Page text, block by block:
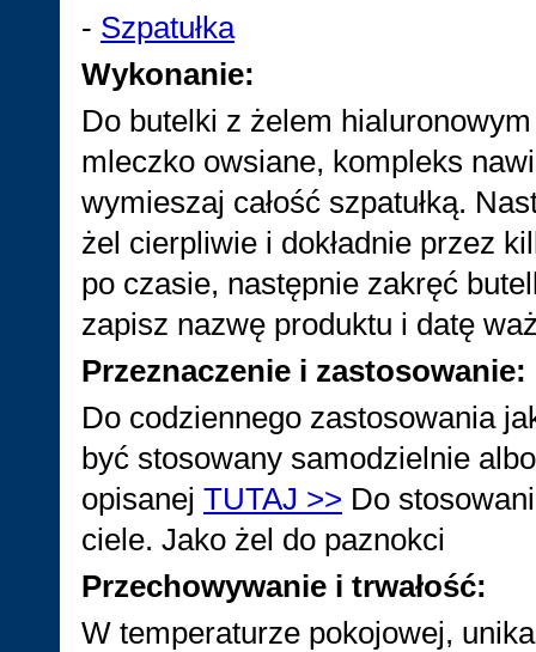
- Szpatułka
Wykonanie:
Do butelki z żelem
mleczko owsiane, kompleks
wymieszaj całość szpatułką.
żel cierpliwie i dokładnie przez
po czasie, następnie zakręć
zapisz nazwę produktu i datę
Przeznaczenie i zastosowanie:
Do codziennego zastosowania
być stosowany samodzielnie
opisanej TUTAJ >> Do
ciele. Jako żel do paznokci
Przechowywanie i trwałość:
W temperaturze pokojowej,